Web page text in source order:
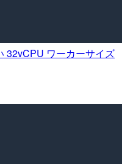
32vCPU ワーカーサイズ